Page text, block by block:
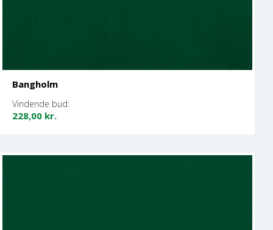
Bangholm
Vindende bud:
228,00 kr.